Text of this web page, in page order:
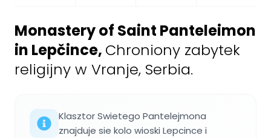
Monastery of Saint Panteleimon
in Lepčince, Chroniony zabytek
religijny w Vranje, Serbia.
Klasztor Swietego Pantelejmona
znajduje sie kolo wioski Lepcince i